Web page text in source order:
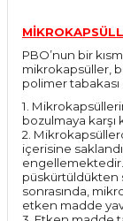
PBO’nun bir
mikrokapsüller,
polimer
1.
bozulmaya karşı
2.
içerisine
püskürtüldükten
sonrasında,
etken madde